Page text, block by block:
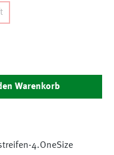
Wert
Warenkorb
4.OneSize